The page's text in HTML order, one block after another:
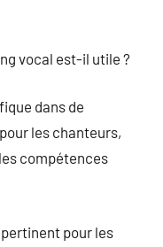
vocal est-il utile ?
dans de
les chanteurs,
compétences
pour les